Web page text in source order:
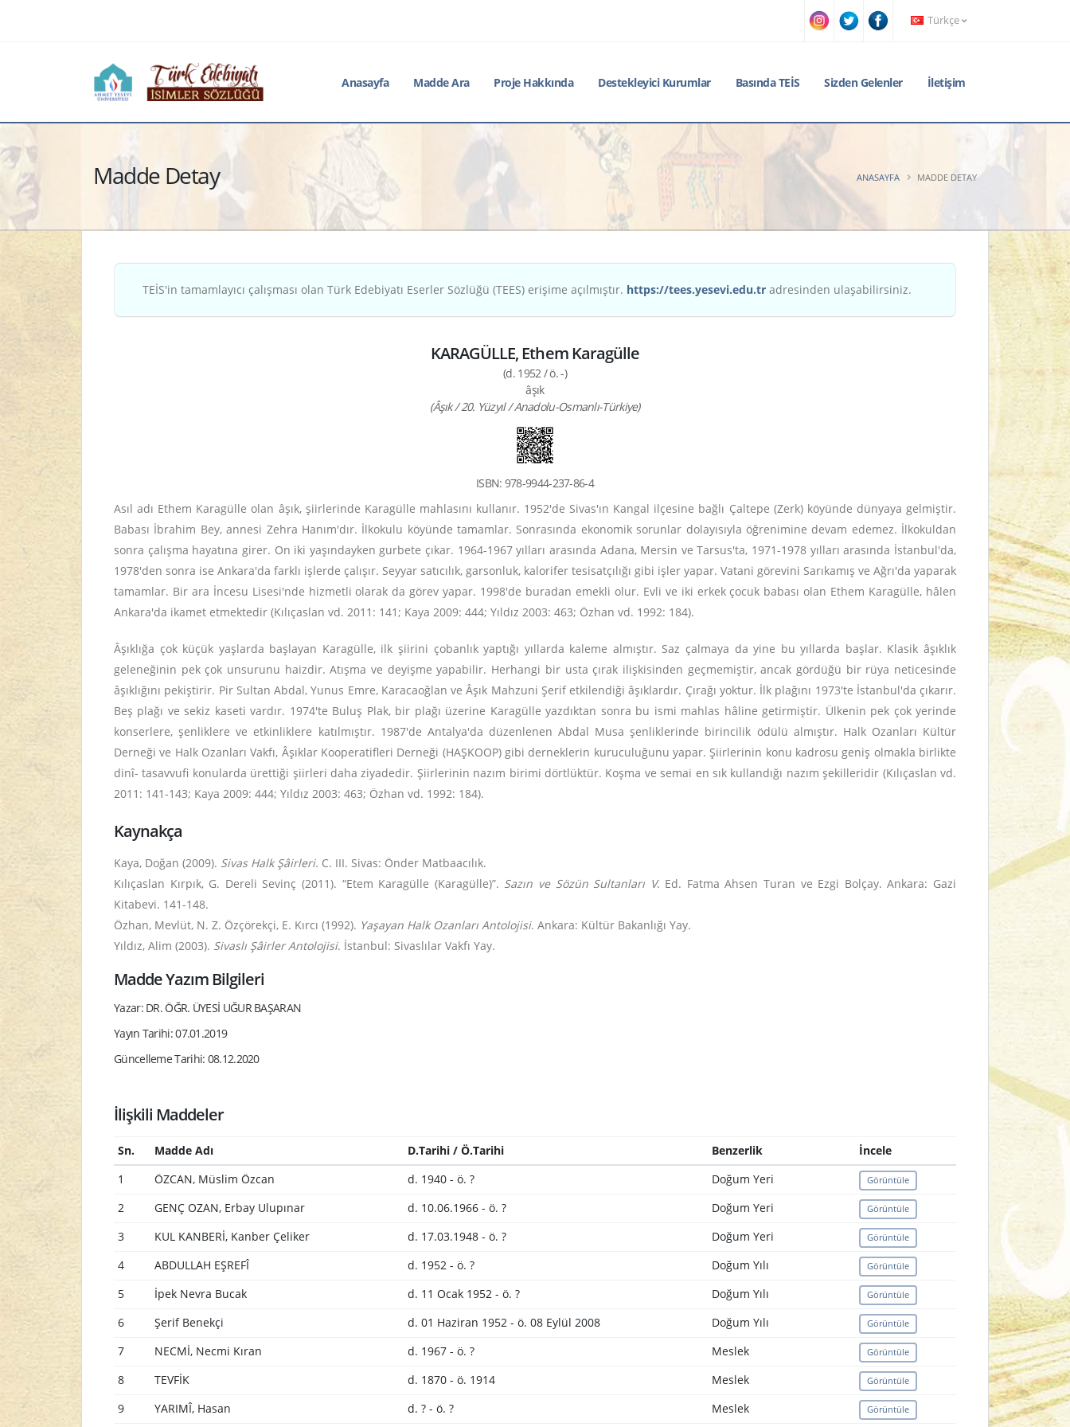
Türkçe
Anasayfa Madde Ara Proje Hakkında Destekleyici Kurumlar Basında TEİS Sizden Gelenler İletişim
Madde Detay ANASAYFA MADDE DETAY
TEİS'in tamamlayıcı çalışması olan Türk Edebiyatı Eserler Sözlüğü (TEES) erişime açılmıştır. https://tees.yesevi.edu.tr adresinden ulaşabilirsiniz.
KARAGÜLLE, Ethem Karagülle
(d. 1952 / ö. -)
âşık
(Âşık / 20. Yüzyıl / Anadolu-Osmanlı-Türkiye)
ISBN: 978-9944-237-86-4
Asıl adı Ethem Karagülle olan âşık, şiirlerinde Karagülle mahlasını kullanır. 1952'de Sivas'ın Kangal ilçesine bağlı Çaltepe (Zerk) köyünde dünyaya gelmiştir.
Babası İbrahim Bey, annesi Zehra Hanım'dır. İlkokulu köyünde tamamlar. Sonrasında ekonomik sorunlar dolayısıyla öğrenimine devam edemez. İlkokuldan
sonra çalışma hayatına girer. On iki yaşındayken gurbete çıkar. 1964-1967 yılları arasında Adana, Mersin ve Tarsus'ta, 1971-1978 yılları arasında İstanbul'da,
1978'den sonra ise Ankara'da farklı işlerde çalışır. Seyyar satıcılık, garsonluk, kalorifer tesisatçılığı gibi işler yapar. Vatani görevini Sarıkamış ve Ağrı'da yaparak
tamamlar. Bir ara İncesu Lisesi'nde hizmetli olarak da görev yapar. 1998'de buradan emekli olur. Evli ve iki erkek çocuk babası olan Ethem Karagülle, hâlen
Ankara'da ikamet etmektedir (Kılıçaslan vd. 2011: 141; Kaya 2009: 444; Yıldız 2003: 463; Özhan vd. 1992: 184).
Âşıklığa çok küçük yaşlarda başlayan Karagülle, ilk şiirini çobanlık yaptığı yıllarda kaleme almıştır. Saz çalmaya da yine bu yıllarda başlar. Klasik âşıklık
geleneğinin pek çok unsurunu haizdir. Atışma ve deyişme yapabilir. Herhangi bir usta çırak ilişkisinden geçmemiştir, ancak gördüğü bir rüya neticesinde
âşıklığını pekiştirir. Pir Sultan Abdal, Yunus Emre, Karacaoğlan ve Âşık Mahzuni Şerif etkilendiği âşıklardır. Çırağı yoktur. İlk plağını 1973'te İstanbul'da çıkarır.
Beş plağı ve sekiz kaseti vardır. 1974'te Buluş Plak, bir plağı üzerine Karagülle yazdıktan sonra bu ismi mahlas hâline getirmiştir. Ülkenin pek çok yerinde
konserlere, şenliklere ve etkinliklere katılmıştır. 1987'de Antalya'da düzenlenen Abdal Musa şenliklerinde birincilik ödülü almıştır. Halk Ozanları Kültür
Derneği ve Halk Ozanları Vakfı, Âşıklar Kooperatifleri Derneği (HAŞKOOP) gibi derneklerin kuruculuğunu yapar. Şiirlerinin konu kadrosu geniş olmakla birlikte
dinî- tasavvufi konularda ürettiği şiirleri daha ziyadedir. Şiirlerinin nazım birimi dörtlüktür. Koşma ve semai en sık kullandığı nazım şekilleridir (Kılıçaslan vd.
2011: 141-143; Kaya 2009: 444; Yıldız 2003: 463; Özhan vd. 1992: 184).
Kaynakça
Kaya, Doğan (2009). Sivas Halk Şâirleri. C. III. Sivas: Önder Matbaacılık.
Kılıçaslan Kırpık, G. Dereli Sevinç (2011). “Etem Karagülle (Karagülle)”. Sazın ve Sözün Sultanları V. Ed. Fatma Ahsen Turan ve Ezgi Bolçay. Ankara: Gazi
Kitabevi. 141-148.
Özhan, Mevlüt, N. Z. Özçörekçi, E. Kırcı (1992). Yaşayan Halk Ozanları Antolojisi. Ankara: Kültür Bakanlığı Yay.
Yıldız, Alim (2003). Sivaslı Şâirler Antolojisi. İstanbul: Sivaslılar Vakfı Yay.
Madde Yazım Bilgileri
Yazar: DR. ÖĞR. ÜYESİ UĞUR BAŞARAN
Yayın Tarihi: 07.01.2019
Güncelleme Tarihi: 08.12.2020
İlişkili Maddeler
Sn. Madde Adı D.Tarihi / Ö.Tarihi Benzerlik
İncele
1
ÖZCAN, Müslim Özcan d. 1940 - ö. ? Doğum Yeri Görüntüle
2 GENÇ OZAN, Erbay Ulupınar d. 10.06.1966 - ö. ? Doğum Yeri Görüntüle
3 KUL KANBERİ, Kanber Çeliker d. 17.03.1948 - ö. ? Doğum Yeri Görüntüle
4 ABDULLAH EŞREFÎ d. 1952 - ö. ? Doğum Yılı Görüntüle
5 İpek Nevra Bucak d. 11 Ocak 1952 - ö. ? Doğum Yılı Görüntüle
6 Şerif Benekçi d. 01 Haziran 1952 - ö. 08 Eylül 2008 Doğum Yılı Görüntüle
7 NECMİ, Necmi Kıran d. 1967 - ö. ? Meslek Görüntüle
8 TEVFİK d. 1870 - ö. 1914 Meslek Görüntüle
9 YARIMÎ, Hasan d. ? - ö. ? Meslek Görüntüle